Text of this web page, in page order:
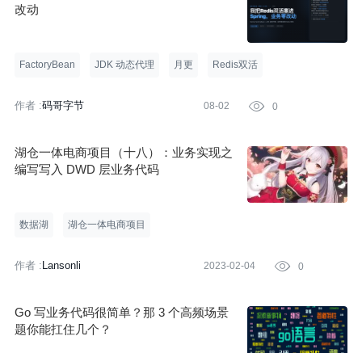
改动
FactoryBean JDK 动态代理 月更 Redis双活
作者 :码哥字节 08-02  0
湖仓一体电商项目（十八）：业务实现之
编写写入 DWD 层业务代码
数据湖 湖仓一体电商项目
作者 : Lansonli 2023-02-04  0
Go 写业务代码很简单？那 3 个高频场景
题你能扛住几个？